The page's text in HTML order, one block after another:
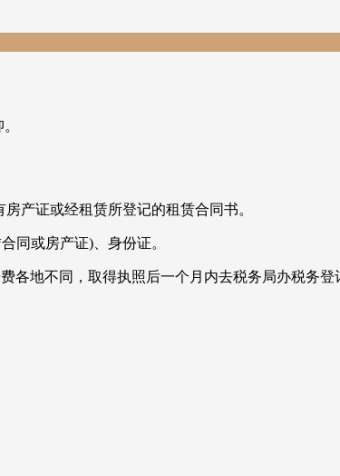
产证或经租赁所登记的租赁合同书。
同或房产证)、身份证。
地不同，取得执照后一个月内去税务局办税务